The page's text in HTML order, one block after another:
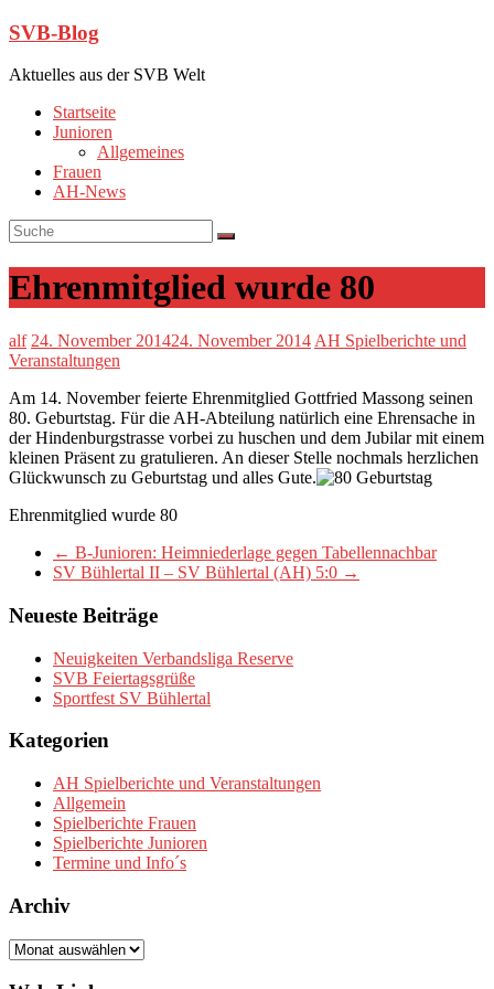
SVB-Blog
Aktuelles aus der SVB Welt
Startseite
Junioren
Allgemeines
Frauen
AH-News
Ehrenmitglied wurde 80
alf 24. November 201424. November 2014 AH Spielberichte und
Veranstaltungen
Am 14. November feierte Ehrenmitglied Gottfried Massong seinen
80. Geburtstag. Für die AH-Abteilung natürlich eine Ehrensache in
der Hindenburgstrasse vorbei zu huschen und dem Jubilar mit einem
kleinen Präsent zu gratulieren. An dieser Stelle nochmals herzlichen
Glückwunsch zu Geburtstag und alles Gute.
Ehrenmitglied wurde 80
← B-Junioren: Heimniederlage gegen Tabellennachbar
SV Bühlertal II – SV Bühlertal (AH) 5:0 →
Neueste Beiträge
Neuigkeiten Verbandsliga Reserve
SVB Feiertagsgrüße
Sportfest SV Bühlertal
Kategorien
AH Spielberichte und Veranstaltungen
Allgemein
Spielberichte Frauen
Spielberichte Junioren
Termine und Info´s
Archiv
Archiv